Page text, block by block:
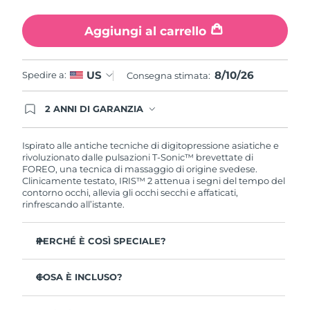
Aggiungi al carrello
Spedire a: US Consegna stimata: 8/10/26
2 ANNI DI GARANZIA
che, in caso di difetti nei primi 2 anni dalla data di
acquisto, FOREO sostituirà il tuo prodotto
gratuitamente.
Ispirato alle antiche tecniche di digitopressione asiatiche e
rivoluzionato dalle pulsazioni T-Sonic™ brevettate di
FOREO, una tecnica di massaggio di origine svedese.
Clinicamente testato, IRIS™ 2 attenua i segni del tempo del
contorno occhi, allevia gli occhi secchi e affaticati,
rinfrescando all’istante.
PERCHÉ È COSÌ SPECIALE?
ed efficace per il contorno occhi.
3,5 volte più efficace nel ridurre le borse sotto gli occhi*
COSA È INCLUSO?
Turchia
Emirati Arabi Uniti 8/10/26
Regno Unito Consegna stimata
Stati Uniti
Uzbekistan Consegna stimata8/14/26
Vietnam Consegna stimata8/15/26